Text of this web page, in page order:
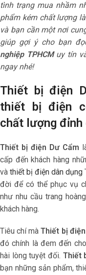
tình trạng mua nhầm
phẩm kém chất lượng
và bạn cần một nơi
giúp gợi ý cho bạn
nghiệp TPHCMuy tín
ngay nhé!
Thiết bị điện
thiết bị điện
chất lượng đỉnh
Thiết bị điện Dư Cẩm
cấp đến khách hàng
vàthiết bị điện dân dụng
đời để có thể phục vụ
như nhu cầu trang
khách hàng.
Tiêu chí màThiết bị
đó chính là đem đến
hài lòng tuyệt đối. Thiết
bạn những sản phẩm,